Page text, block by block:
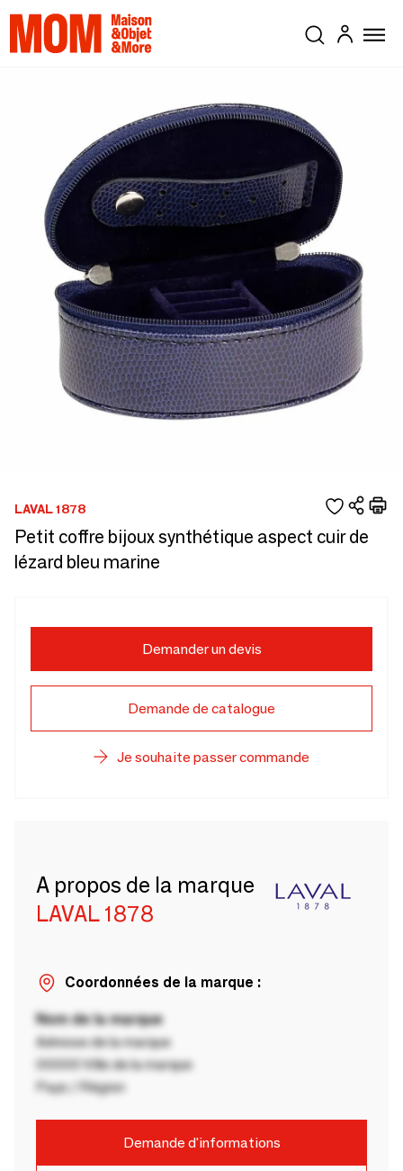
LAVAL 1878
Petit coffre bijoux synthétique aspect cuir de
lézard bleu marine
Demander un devis
Demande de catalogue
Je souhaite passer commande
A propos de la marque
LAVAL 1878
Coordonnées de la marque :
Nom de la marque
Adresse de la marque
00000 Ville de la marque
Pays / Région
Demande d'informations